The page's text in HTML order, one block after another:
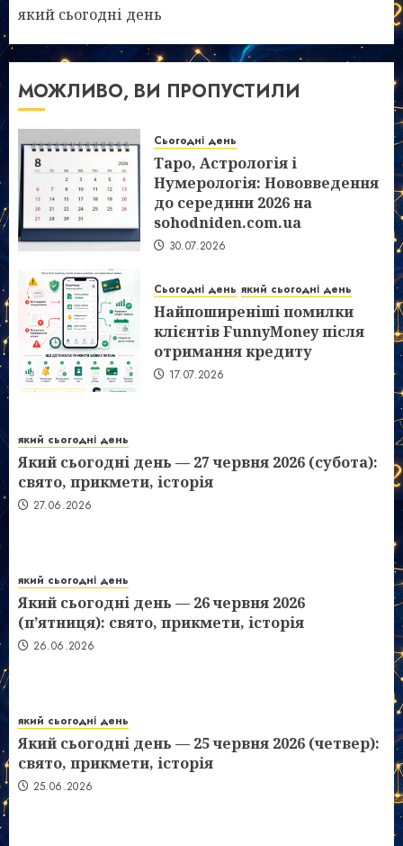
який сьогодні день
МОЖЛИВО, ВИ ПРОПУСТИЛИ
Сьогодні день
Таро, Астрологія і
Нумерологія: Нововведення
до середини 2026 на
sohodniden.com.ua
30.07.2026
Сьогодні день який сьогодні день
Найпоширеніші помилки
клієнтів FunnyMoney після
отримання кредиту
17.07.2026
який сьогодні день
Який сьогодні день — 27 червня 2026 (субота):
свято, прикмети, історія
27.06.2026
який сьогодні день
Який сьогодні день — 26 червня 2026
(п’ятниця): свято, прикмети, історія
26.06.2026
який сьогодні день
Який сьогодні день — 25 червня 2026 (четвер):
свято, прикмети, історія
25.06.2026